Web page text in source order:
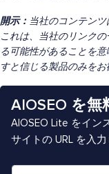
開示： 当社のコンテンツ
これは、当社のリンク
る可能性があることを
すと信じる製品のみをお
AIOSEO を無
AIOSEO Lite をイン
サイトの URL を入力